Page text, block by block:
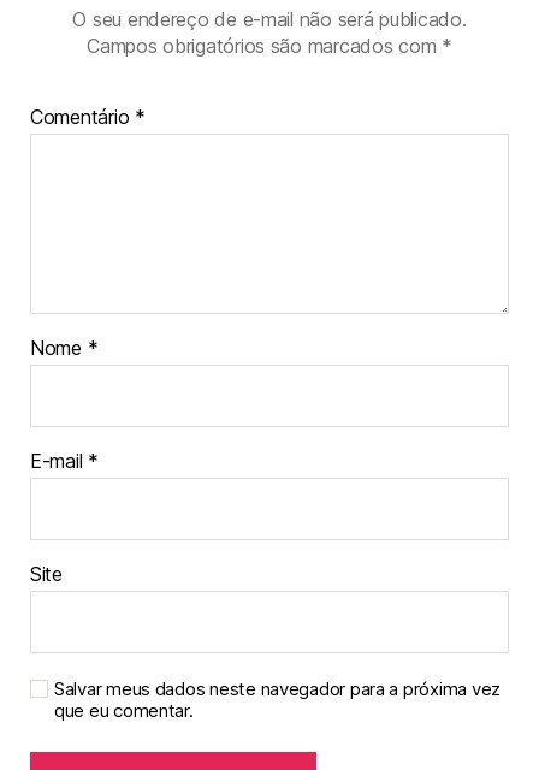
O seu endereço de e-mail não será publicado.
Campos obrigatórios são marcados com *
Comentário *
Nome *
E-mail *
Site
Salvar meus dados neste navegador para a próxima vez
que eu comentar.